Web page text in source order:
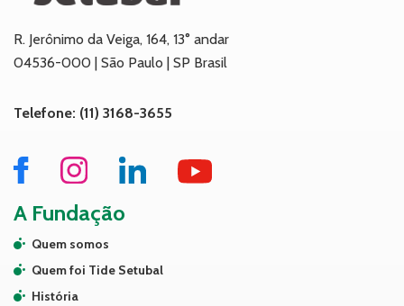
R. Jerônimo da Veiga, 164, 13° andar
04536-000 | São Paulo | SP Brasil
Telefone: (11) 3168-3655
A Fundação
Quem somos
Quem foi Tide Setubal
História